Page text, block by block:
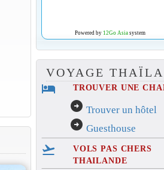
Powered by 12Go Asiasystem
VOYAGE
hotel TROUVER UNE
arrow_circle_right Trouver un hôtel
arrow_circle_right Guesthouse
flight_takeoff
VOLS PAS CHERS
THAILANDE